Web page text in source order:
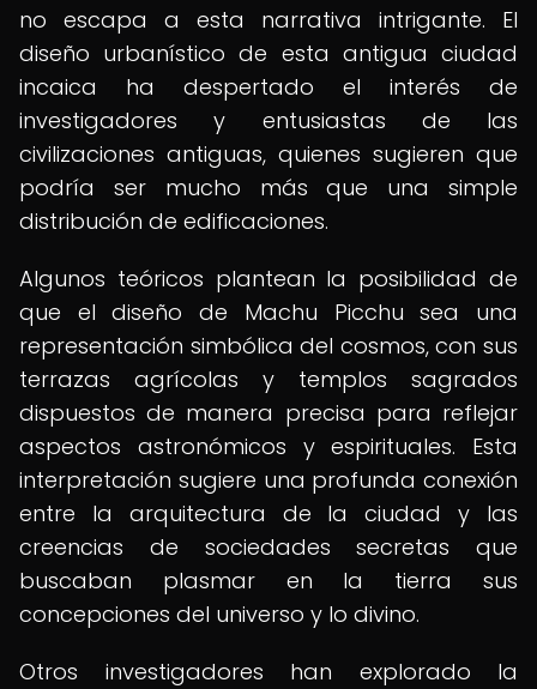
no escapa a esta narrativa intrigante. El
diseño urbanístico de esta antigua ciudad
incaica ha despertado el interés de
investigadores y entusiastas de las
civilizaciones antiguas, quienes sugieren que
podría ser mucho más que una simple
distribución de edificaciones.
Algunos teóricos plantean la posibilidad de
que el diseño de Machu Picchu sea una
representación simbólica del cosmos, con sus
terrazas agrícolas y templos sagrados
dispuestos de manera precisa para reflejar
aspectos astronómicos y espirituales. Esta
interpretación sugiere una profunda conexión
entre la arquitectura de la ciudad y las
creencias de sociedades secretas que
buscaban plasmar en la tierra sus
concepciones del universo y lo divino.
Otros investigadores han explorado la